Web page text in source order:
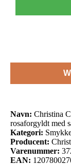
Navn: Christina
rosaforgyldt med
Kategori:
Producent:
Varenummer:
EAN: